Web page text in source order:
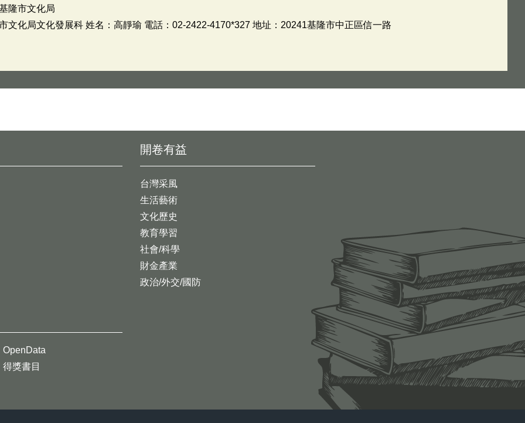
隆市文化局
文化局文化發展科 姓名：高靜瑜 電話：02-2422-4170*327 地址：20241基隆市中正區信一路
開卷有益
台灣采風
生活藝術
文化歷史
教育學習
社會/科學
財金產業
政治/外交/國防
OpenData
得獎書目